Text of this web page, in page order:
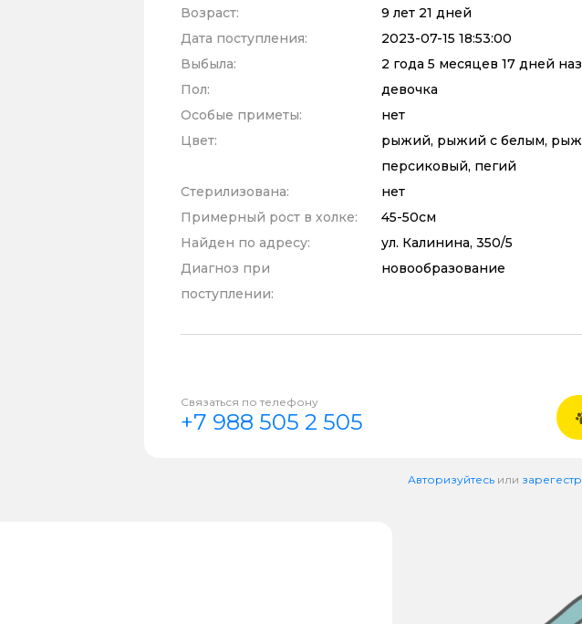
Возраст:
9 лет 21 дней
Дата поступления:
2023-07-15 18:53:00
Выбыла:
2 года 5 месяцев 17 дней
Пол:
девочка
Особые приметы:
нет
Цвет:
рыжий, рыжий с белым,
персиковый, пегий
Стерилизована:
нет
Примерный рост в холке:
45-50см
Найден по адресу:
ул. Калинина, 350/5
Диагноз при
поступлении:
новообразование
Связаться по телефону
+7 988 505 2 505
Авторизуйтесь или